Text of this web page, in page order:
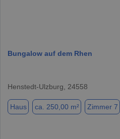
Bungalow auf dem Rhen
Henstedt-Ulzburg, 24558
Haus ca. 250,00 m² Zimmer 7